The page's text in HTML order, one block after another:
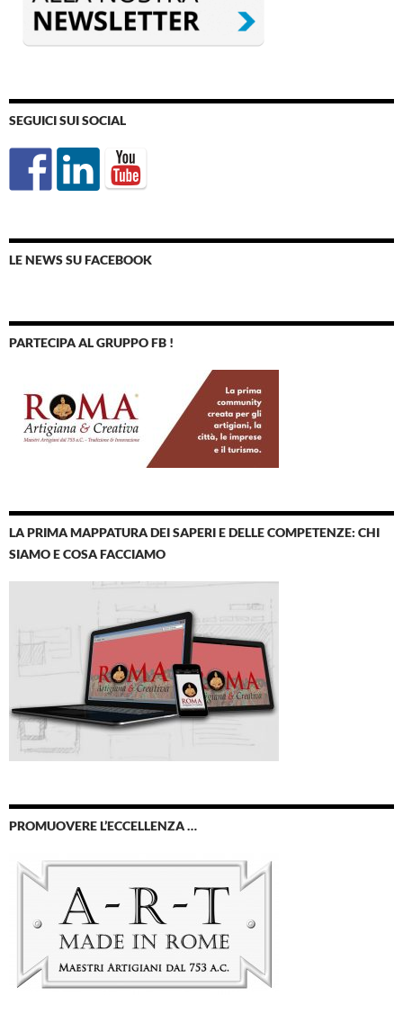
SEGUICI SUI SOCIAL
LE NEWS SU FACEBOOK
PARTECIPA AL GRUPPO FB !
LA PRIMA MAPPATURA DEI SAPERI E DELLE COMPETENZE: CHI
SIAMO E COSA FACCIAMO
PROMUOVERE L’ECCELLENZA …